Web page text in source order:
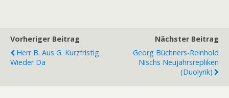
Vorheriger Beitrag
Herr B. Aus G. Kurzfristig
Wieder Da
Nächster Beitrag
Georg Büchners-Reinhold
Nischs Neujahrsrepliken
(Duolyrik)